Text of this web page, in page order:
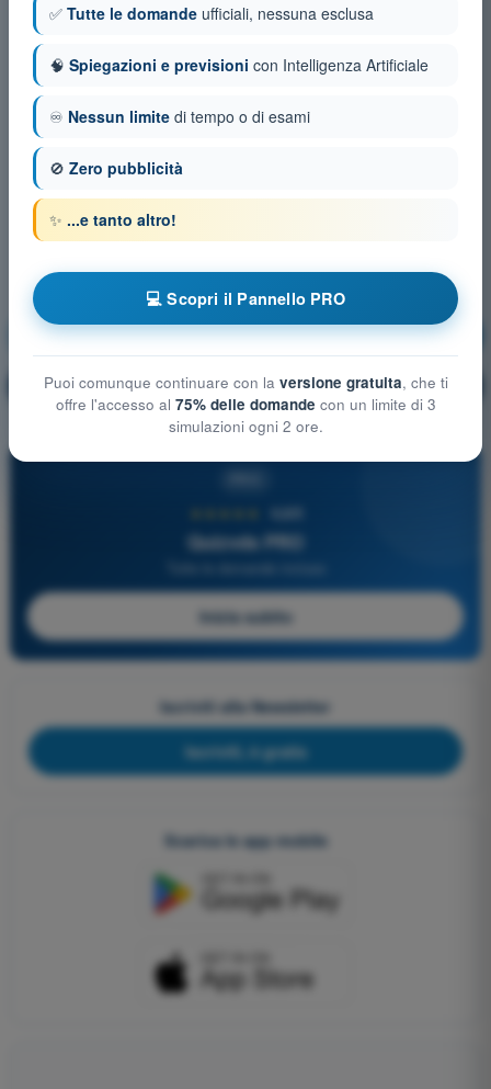
Meteorologia Allenamento!
🔒 PRO Spiegazione domanda
4,6/5
Quizvds PRO
Inizia subito
Iscriviti alla Newsletter
Iscriviti, è gratis
Scarica le app mobile
✅ Tutte le domande ufficiali, nessuna esclusa
🧠 Spiegazioni e previsioni con Intelligenza Artificiale
♾️ Nessun limite di tempo o di esami
🚫 Zero pubblicità
✨ ...e tanto altro!
💻 Scopri il Pannello PRO
Puoi comunque continuare con la versione gratuita, che ti
offre l'accesso al 75% delle domande con un limite di 3
simulazioni ogni 2 ore.